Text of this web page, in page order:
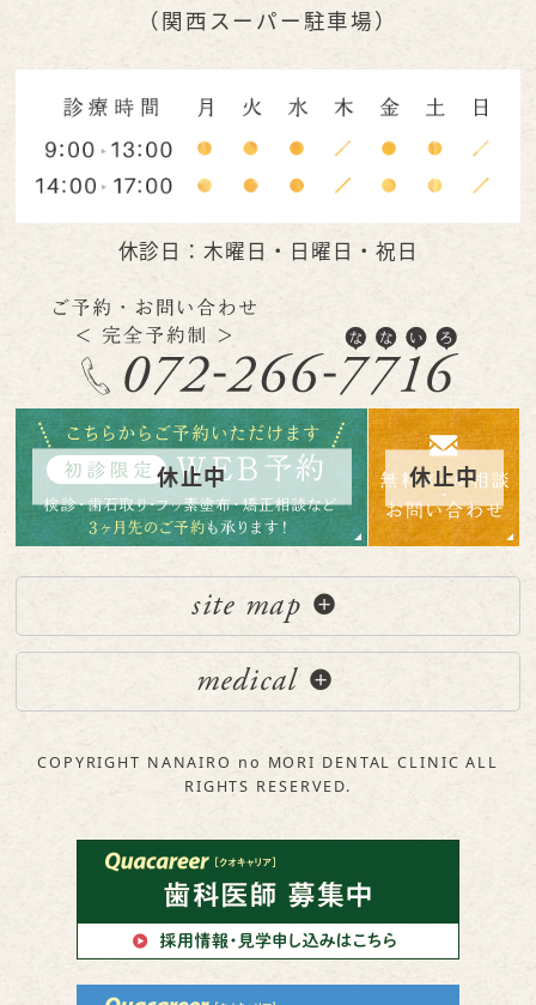
（関西スーパー駐車場）
休診日：木曜日・日曜日・祝日
site map
medical
COPYRIGHT NANAIRO no MORI DENTAL CLINIC ALL
RIGHTS RESERVED.